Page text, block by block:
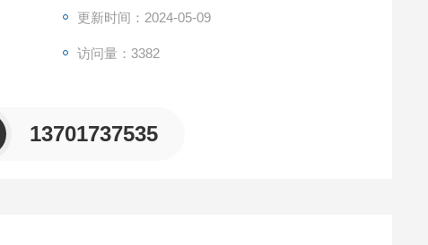
更新时间：2024-05-09
访问量：3382
13701737535